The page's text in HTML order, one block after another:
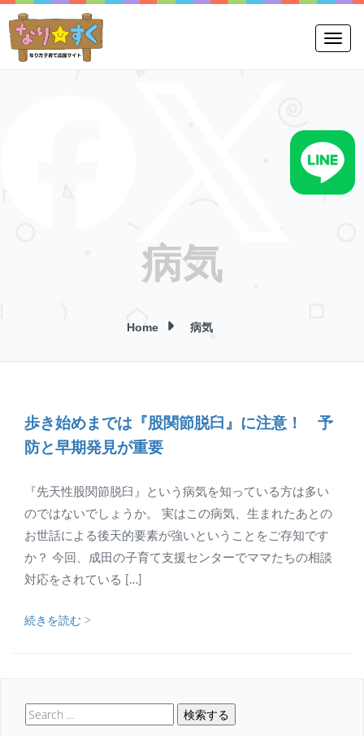
病気
Home 病気
歩き始めまでは『股関節脱臼』に注意！ 予
防と早期発見が重要
『先天性股関節脱臼』という病気を知っている方は多い
のではないでしょうか。 実はこの病気、生まれたあとの
お世話による後天的要素が強いということをご存知です
か？ 今回、成田の子育て支援センターでママたちの相談
対応をされている […]
続きを読む >
検索する